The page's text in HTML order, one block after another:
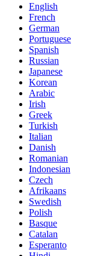
English
French
German
Portuguese
Spanish
Russian
Japanese
Korean
Arabic
Irish
Greek
Turkish
Italian
Danish
Romanian
Indonesian
Czech
Afrikaans
Swedish
Polish
Basque
Catalan
Esperanto